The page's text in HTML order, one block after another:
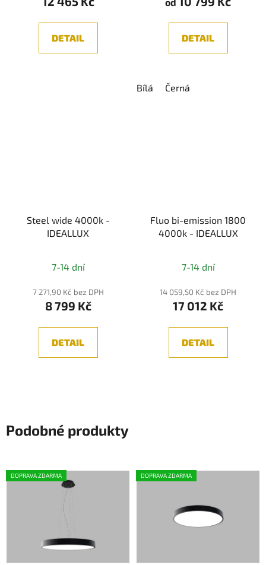
DETAIL DETAIL
Bílá Černá
Steel wide 4000k -
IDEALLUX
7-14 dní
7 271,90 Kč bez DPH
8 799 Kč
DETAIL
Fluo bi-emission 1800
4000k - IDEALLUX
7-14 dní
14 059,50 Kč bez DPH
17 012 Kč
DETAIL
Podobné produkty
DOPRAVA ZDARMA DOPRAVA ZDARMA